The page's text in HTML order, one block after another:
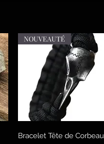
Быстрый просмотр
NOUVEAUTÉ
Bracelet Tête de Corbeau